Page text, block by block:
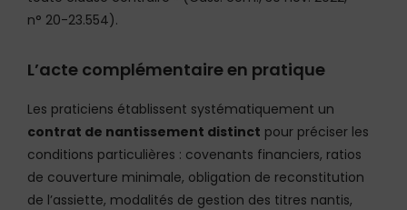
n° 20-23.554).
L’acte complémentaire en pratique
Les praticiens établissent systématiquement un
contrat de nantissement distinct pour préciser les
conditions particulières : covenants financiers, ratios
de couverture minimale, obligation de reconstitution
de l’assiette, modalités de gestion des titres nantis,